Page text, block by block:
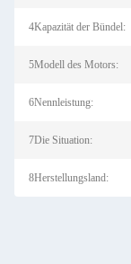
4Kapazität der Bündel:
5Modell des Motors:
6Nennleistung:
7Die Situation:
8Herstellungsland: